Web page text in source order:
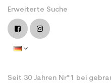
Erweiterte Suche
Seit 30 Jahren Nr°1 bei